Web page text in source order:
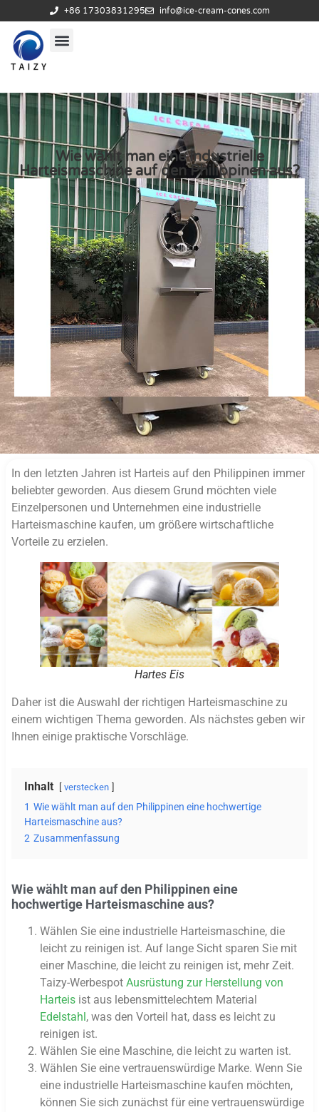
+86 17303831295 info@ice-cream-cones.com
Wie wählt man eine industrielle
Harteismaschine auf den Philippinen aus?
In den letzten Jahren ist Harteis auf den Philippinen immer
beliebter geworden. Aus diesem Grund möchten viele
Einzelpersonen und Unternehmen eine industrielle
Harteismaschine kaufen, um größere wirtschaftliche
Vorteile zu erzielen.
Hartes Eis
Daher ist die Auswahl der richtigen Harteismaschine zu
einem wichtigen Thema geworden. Als nächstes geben wir
Ihnen einige praktische Vorschläge.
Inhalt verstecken
1 Wie wählt man auf den Philippinen eine hochwertige
Harteismaschine aus?
2 Zusammenfassung
Wie wählt man auf den Philippinen eine
hochwertige Harteismaschine aus?
Wählen Sie eine industrielle Harteismaschine, die
leicht zu reinigen ist. Auf lange Sicht sparen Sie mit
einer Maschine, die leicht zu reinigen ist, mehr Zeit.
Taizy-Werbespot Ausrüstung zur Herstellung von
Harteis ist aus lebensmittelechtem Material
Edelstahl, was den Vorteil hat, dass es leicht zu
reinigen ist.
Wählen Sie eine Maschine, die leicht zu warten ist.
Wählen Sie eine vertrauenswürdige Marke. Wenn Sie
eine industrielle Harteismaschine kaufen möchten,
können Sie sich zunächst für eine vertrauenswürdige